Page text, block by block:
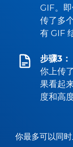
GIF。
传了多
有 GIF
步骤3：
你上传
果看起
度和高
你最多可以同